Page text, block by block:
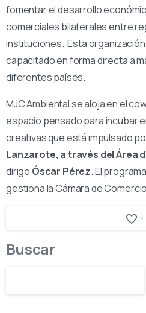
fomentar el desarrollo
comerciales bilaterales entre
instituciones. Esta
capacitado en forma directa a
diferentes países.
MJC Ambiental se aloja en el
espacio pensado para incubar
creativas que está impulsado
Lanzarote, a través del Área
dirige Óscar Pérez. El
gestiona la Cámara de
-
Buscar